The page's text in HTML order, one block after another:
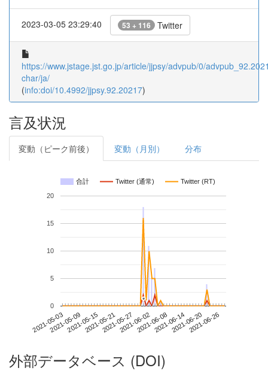
2023-03-05 23:29:40 53 + 116 Twitter
https://www.jstage.jst.go.jp/article/jjpsy/advpub/0/
char/ja/
(info:doi/10.4992/jjpsy.92.20217)
言及状況
変動（ピーク前後） 変動（月別） 分布
合計 Twitter (通常) Twitter (RT)
2021-05-032021-05-092021-05-152021-05-212021-05-272021-06-022021-06-082021-06-142021-06-202021-06-26
0
5
10
15
20
*
*
外部データベース (DOI)